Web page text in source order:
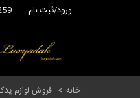
ورود/ثبت نام
خانه > فروش لوازم